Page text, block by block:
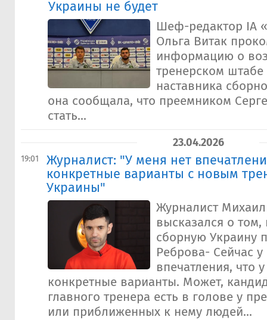
Украины не будет
Шеф-редактор IA
Ольга Витак
информацию о
тренерском
наставника
она сообщала, что преемником
стать...
23.04.2026
19:01
Журналист: "У меня нет
конкретные варианты с новым
Украины"
Журналист
высказался о том,
сборную Украину
Реброва- Сейчас
впечатления, что
конкретные варианты. Может,
главного тренера есть в голове у
или приближенных к нему людей...